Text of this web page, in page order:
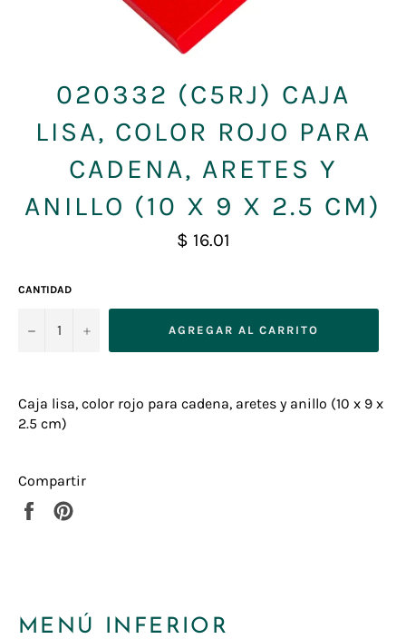
020332 (C5RJ) CAJA
LISA, COLOR ROJO PARA
CADENA, ARETES Y
ANILLO (10 X 9 X 2.5 CM)
Precio
habitual
$ 16.01
CANTIDAD
− + AGREGAR AL CARRITO
Caja lisa, color rojo para cadena, aretes y anillo (10 x 9 x
2.5 cm)
Compartir
Compartir
MENÚ INFERIOR